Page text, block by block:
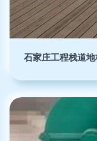
石家庄工程栈道